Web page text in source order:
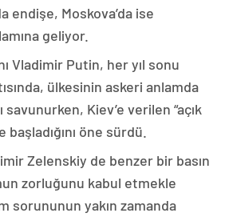
endişe, Moskova’da ise
geliyor.
Vladimir Putin, her yıl sonu
ülkesinin askeri anlamda
savunurken, Kiev’e verilen “açık
öne sürdü.
Zelenskiy de benzer bir basın
zorluğunu kabul etmekle
sorununun yakın zamanda